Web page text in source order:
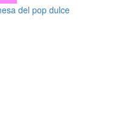
del pop dulce